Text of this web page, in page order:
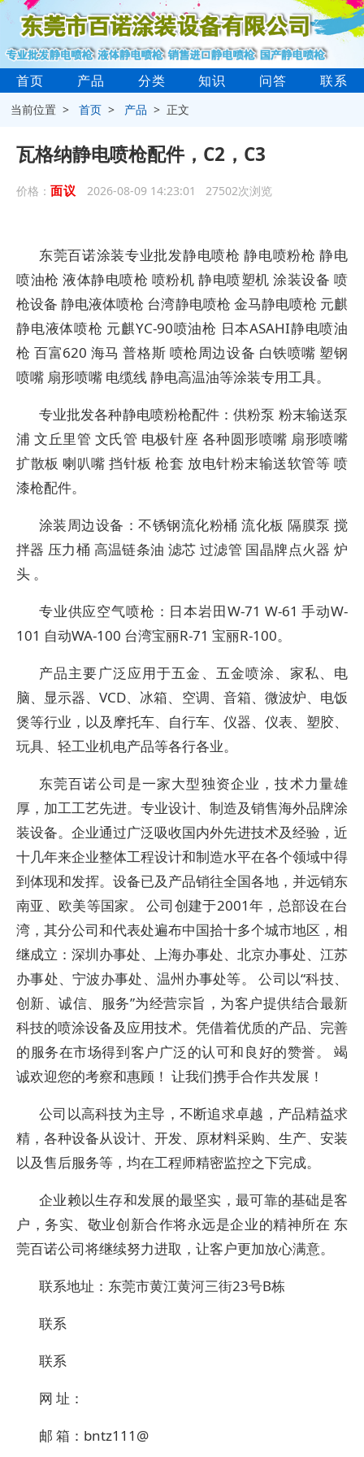
首页 产品 分类 知识 问答 联系
当前位置 >首页 > 产品 > 正文
瓦格纳静电喷枪配件，C2，C3
价格： 面议 2026-08-09 14:23:01 27502次浏览
东莞百诺涂装专业批发静电喷枪 静电喷粉枪 静电
喷油枪 液体静电喷枪 喷粉机 静电喷塑机 涂装设备 喷
枪设备 静电液体喷枪 台湾静电喷枪 金马静电喷枪 元麒
静电液体喷枪 元麒YC-90喷油枪 日本ASAHI静电喷油
枪 百富620 海马 普格斯 喷枪周边设备 白铁喷嘴 塑钢
喷嘴 扇形喷嘴 电缆线 静电高温油等涂装专用工具。
专业批发各种静电喷粉枪配件：供粉泵 粉末输送泵
浦 文丘里管 文氏管 电极针座 各种圆形喷嘴 扇形喷嘴
扩散板 喇叭嘴 挡针板 枪套 放电针粉末输送软管等 喷
漆枪配件。
涂装周边设备：不锈钢流化粉桶 流化板 隔膜泵 搅
拌器 压力桶 高温链条油 滤芯 过滤管 国晶牌点火器 炉
头 。
专业供应空气喷枪：日本岩田W-71 W-61 手动W-
101 自动WA-100 台湾宝丽R-71 宝丽R-100。
产品主要广泛应用于五金、五金喷涂、家私、电
脑、显示器、VCD、冰箱、空调、音箱、微波炉、电饭
煲等行业，以及摩托车、自行车、仪器、仪表、塑胶、
玩具、轻工业机电产品等各行各业。
东莞百诺公司是一家大型独资企业，技术力量雄
厚，加工工艺先进。专业设计、制造及销售海外品牌涂
装设备。企业通过广泛吸收国内外先进技术及经验，近
十几年来企业整体工程设计和制造水平在各个领域中得
到体现和发挥。设备已及产品销往全国各地，并远销东
南亚、欧美等国家。 公司创建于2001年，总部设在台
湾，其分公司和代表处遍布中国拾十多个城市地区，相
继成立：深圳办事处、上海办事处、北京办事处、江苏
办事处、宁波办事处、温州办事处等。 公司以“科技、
创新、诚信、服务”为经营宗旨，为客户提供结合最新
科技的喷涂设备及应用技术。凭借着优质的产品、完善
的服务在市场得到客户广泛的认可和良好的赞誉。 竭
诚欢迎您的考察和惠顾！ 让我们携手合作共发展！
公司以高科技为主导，不断追求卓越，产品精益求
精，各种设备从设计、开发、原材料采购、生产、安装
以及售后服务等，均在工程师精密监控之下完成。
企业赖以生存和发展的最坚实，最可靠的基础是客
户，务实、敬业创新合作将永远是企业的精神所在 东
莞百诺公司将继续努力进取，让客户更加放心满意。
联系地址：东莞市黄江黄河三街23号B栋
联系
联系
网 址：
邮 箱：bntz111@